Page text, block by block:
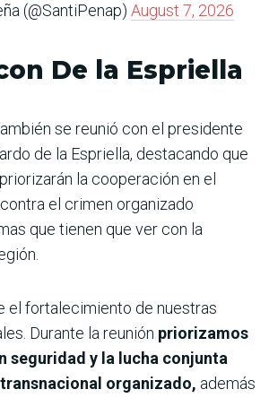
(@SantiPenap) August 7, 2026
De la Espriella
se reunió con el presidente
de la Espriella, destacando que
la cooperación en el
el crimen organizado
que tienen que ver con la
el fortalecimiento de nuestras
Durante la reunión priorizamos
seguridad y la lucha conjunta
organizado, además